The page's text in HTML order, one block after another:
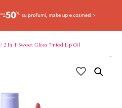
/ 2 In 1 Sweet Gloss Tinted Lip Oil